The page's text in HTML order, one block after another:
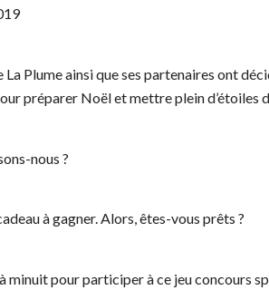
La Plume ainsi que ses partenaires ont
préparer Noël et mettre plein d’étoiles
nous ?
à gagner. Alors, êtes-vous prêts ?
minuit pour participer à ce jeu concours